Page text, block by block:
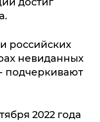
российских
невиданных
подчеркивают
2022 года